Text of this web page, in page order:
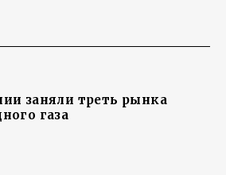
заняли треть рынка
газа